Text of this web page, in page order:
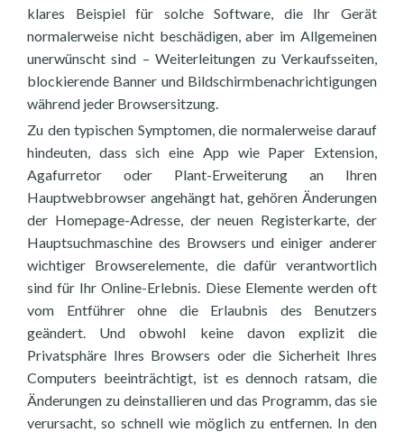
klares Beispiel für solche Software, die Ihr Gerät
normalerweise nicht beschädigen, aber im Allgemeinen
unerwünscht sind – Weiterleitungen zu Verkaufsseiten,
blockierende Banner und Bildschirmbenachrichtigungen
während jeder Browsersitzung.
Zu den typischen Symptomen, die normalerweise darauf
hindeuten, dass sich eine App wie Paper Extension,
Agafurretor oder Plant-Erweiterung an Ihren
Hauptwebbrowser angehängt hat, gehören Änderungen
der Homepage-Adresse, der neuen Registerkarte, der
Hauptsuchmaschine des Browsers und einiger anderer
wichtiger Browserelemente, die dafür verantwortlich
sind für Ihr Online-Erlebnis. Diese Elemente werden oft
vom Entführer ohne die Erlaubnis des Benutzers
geändert. Und obwohl keine davon explizit die
Privatsphäre Ihres Browsers oder die Sicherheit Ihres
Computers beeinträchtigt, ist es dennoch ratsam, die
Änderungen zu deinstallieren und das Programm, das sie
verursacht, so schnell wie möglich zu entfernen. In den